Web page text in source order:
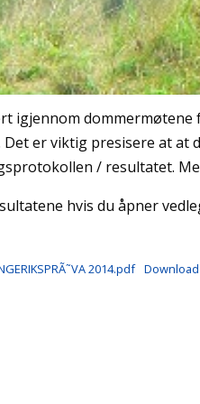
igjennom
er viktig presisere at at
/ resultatet.
hvis du åpner
2014.pdf Download